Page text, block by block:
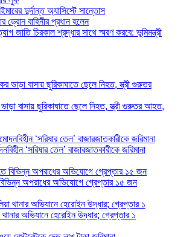
দুর্দান্ত অ্যাসিস্টে সান্তোস
ড্রোন বাহিনীর প্রধান হলেন
জাতি চিরকাল শ্রদ্ধার সাথে স্মরণ করবে: ভূমিমন্ত্রী
ভাড়া বাসায় ছুরিকাঘাতে ছেলে নিহত, স্ত্রী গুরুতর আহত,
‘সরিষার তেল’ বাজারজাতকারীকে জরিমানা
বিভিন্ন অপরাধের অভিযোগে গ্রেপ্তার ১৫ জন
অভিযানে হেরোইন উদ্ধার; গ্রেপ্তার ১